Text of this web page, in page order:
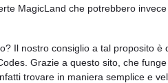
MagicLand che potrebbero
Il nostro consiglio a tal proposito è
Grazie a questo sito, che funge
trovare in maniera semplice e